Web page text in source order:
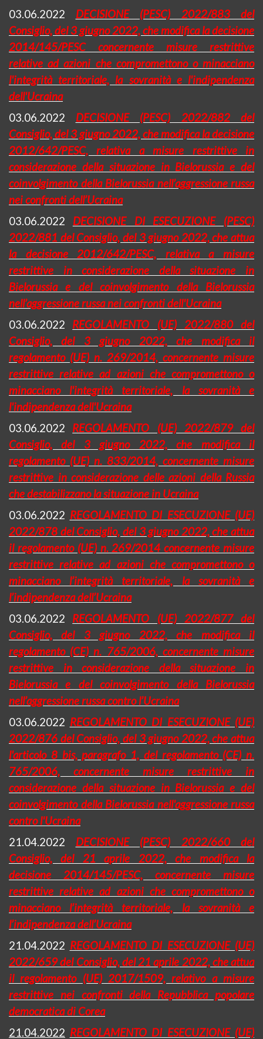
03.06.2022
DECISIONE (PESC) 2022/883 del
Consiglio, del 3 giugno 2022, che modifica la decisione
2014/145/PESC concernente misure restrittive
relative ad azioni che compromettono o minacciano
l'integrità territoriale, la sovranità e l'indipendenza
dell'Ucraina
03.06.2022
DECISIONE (PESC) 2022/882 del
Consiglio, del 3 giugno 2022, che modifica la decisione
2012/642/PESC, relativa a misure restrittive in
considerazione della situazione in Bielorussia e del
coinvolgimento della Bielorussia nell’aggressione russa
nei confronti dell’Ucraina
03.06.2022
DECISIONE DI ESECUZIONE (PESC)
2022/881 del Consiglio, del 3 giugno 2022, che attua
la decisione 2012/642/PESC, relativa a misure
restrittive in considerazione della situazione in
Bielorussia e del coinvolgimento della Bielorussia
nell’aggressione russa nei confronti dell'Ucraina
03.06.2022
REGOLAMENTO (UE) 2022/880 del
Consiglio, del 3 giugno 2022, che modifica il
regolamento (UE) n. 269/2014, concernente misure
restrittive relative ad azioni che compromettono o
minacciano l'integrità territoriale, la sovranità e
l'indipendenza dell'Ucraina
03.06.2022
REGOLAMENTO (UE) 2022/879 del
Consiglio, del 3 giugno 2022, che modifica il
regolamento (UE) n. 833/2014, concernente misure
restrittive in considerazione delle azioni della Russia
che destabilizzano la situazione in Ucraina
03.06.2022 REGOLAMENTO DI ESECUZIONE (UE)
2022/878 del Consiglio, del 3 giugno 2022, che attua
il regolamento (UE) n. 269/2014 concernente misure
restrittive relative ad azioni che compromettono o
minacciano l’integrità territoriale, la sovranità e
l’indipendenza dell’Ucraina
03.06.2022
REGOLAMENTO (UE) 2022/877 del
Consiglio, del 3 giugno 2022, che modifica il
regolamento (CE) n. 765/2006, concernente misure
restrittive in considerazione della situazione in
Bielorussia e del coinvolgimento della Bielorussia
nell’aggressione russa contro l’Ucraina
03.06.2022 REGOLAMENTO DI ESECUZIONE (UE)
2022/876 del Consiglio, del 3 giugno 2022, che attua
l'articolo 8 bis, paragrafo 1, del regolamento (CE) n.
765/2006, concernente misure restrittive in
considerazione della situazione in Bielorussia e del
coinvolgimento della Bielorussia nell'aggressione russa
contro l'Ucraina
21.04.2022
DECISIONE (PESC) 2022/660 del
Consiglio, del 21 aprile 2022, che modifica la
decisione 2014/145/PESC, concernente misure
restrittive relative ad azioni che compromettono o
minacciano l’integrità territoriale, la sovranità e
l’indipendenza dell’Ucraina
21.04.2022 REGOLAMENTO DI ESECUZIONE (UE)
2022/659 del Consiglio, del 21 aprile 2022, che attua
il regolamento (UE) 2017/1509, relativo a misure
restrittive nei confronti della Repubblica popolare
democratica di Corea
21.04.2022 REGOLAMENTO DI ESECUZIONE (UE)